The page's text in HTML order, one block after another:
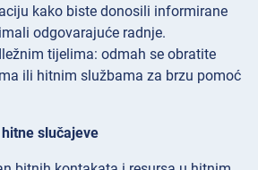
kako biste donosili informirane
odgovarajuće radnje.
tijelima: odmah se obratite
ili hitnim službama za brzu pomoć
slučajeve